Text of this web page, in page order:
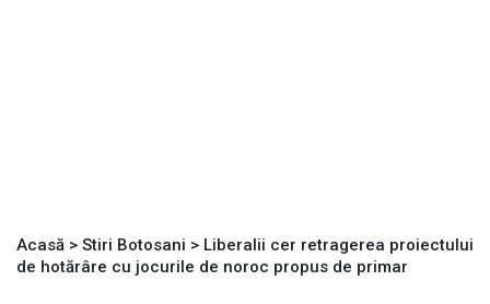
Acasă > Stiri Botosani > Liberalii cer retragerea proiectului
de hotărâre cu jocurile de noroc propus de primar